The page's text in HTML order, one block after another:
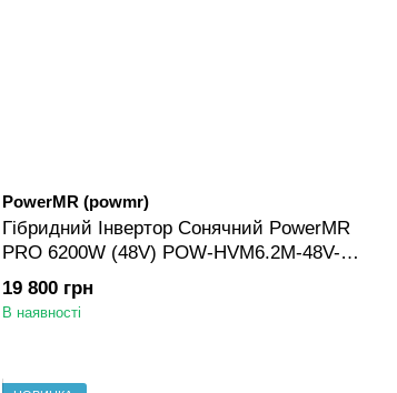
PowerMR (powmr)
Гібридний Інвертор Сонячний PowerMR
PRO 6200W (48V) POW-HVM6.2M-48V-N,
6200W, MPPT 60-500V для LiFePO4, Li-
ion батарей
19 800 грн
В наявності